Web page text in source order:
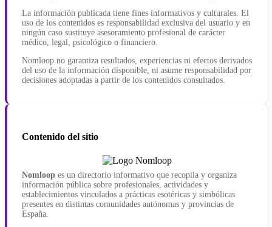
La información publicada tiene fines informativos y culturales. El
uso de los contenidos es responsabilidad exclusiva del usuario y en
ningún caso sustituye asesoramiento profesional de carácter
médico, legal, psicológico o financiero.
Nomloop no garantiza resultados, experiencias ni efectos derivados
del uso de la información disponible, ni asume responsabilidad por
decisiones adoptadas a partir de los contenidos consultados.
Contenido del sitio
Nomloop es un directorio informativo que recopila y organiza
información pública sobre profesionales, actividades y
establecimientos vinculados a prácticas esotéricas y simbólicas
presentes en distintas comunidades autónomas y provincias de
España.